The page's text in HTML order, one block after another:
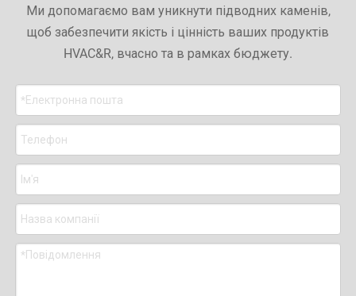
Ми допомагаємо вам уникнути підводних каменів,
щоб забезпечити якість і цінність ваших продуктів
HVAC&R, вчасно та в рамках бюджету.